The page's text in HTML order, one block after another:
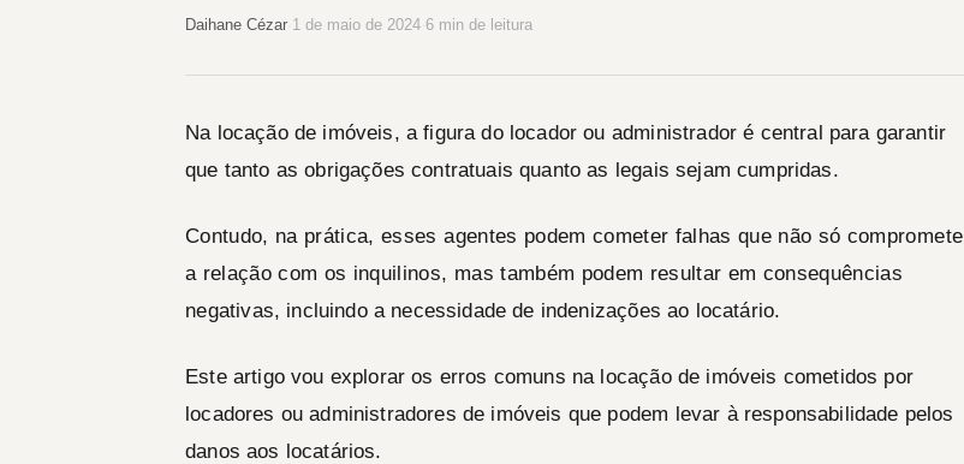
Daihane Cézar 1 de maio de 2024 6 min de leitura
Na locação de imóveis, a figura do locador ou administrador é central para garantir
que tanto as obrigações contratuais quanto as legais sejam cumpridas.
Contudo, na prática, esses agentes podem cometer falhas que não só compromete
a relação com os inquilinos, mas também podem resultar em consequências
negativas, incluindo a necessidade de indenizações ao locatário.
Este artigo vou explorar os erros comuns na locação de imóveis cometidos por
locadores ou administradores de imóveis que podem levar à responsabilidade pelos
danos aos locatários.